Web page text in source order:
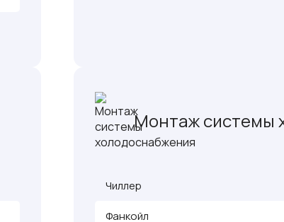
Монтаж системы
Чиллер
Фанкойл